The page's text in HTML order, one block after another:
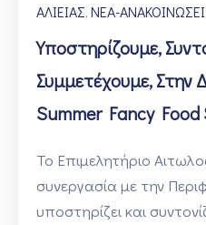
ΑΛΙΕΙΑΣ‚ ΝΕΑ-
Υποστηρίζουμε,
Συμμετέχουμε, Στην
Summer Fancy Food
Το Επιμελητήριο
συνεργασία με την
υποστηρίζει και